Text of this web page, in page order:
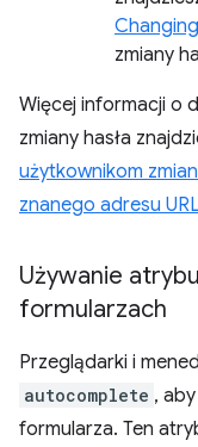
zmiany
Więcej informacji o
zmiany hasła
użytkownikom
znanego adresu
Używanie
formularzach
Przeglądarki i
autocomplete ,
formularza. Ten